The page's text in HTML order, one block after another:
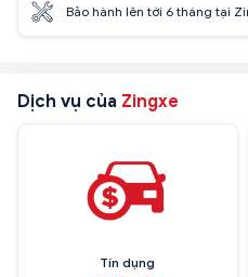
Bảo hành lên tới 6 tháng tại
Dịch vụ của Zingxe
Tín dụng